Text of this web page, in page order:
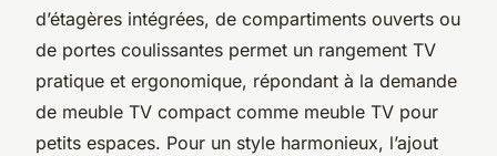
d’étagères intégrées, de compartiments ouverts ou
de portes coulissantes permet un rangement TV
pratique et ergonomique, répondant à la demande
de meuble TV compact comme meuble TV pour
petits espaces. Pour un style harmonieux, l’ajout